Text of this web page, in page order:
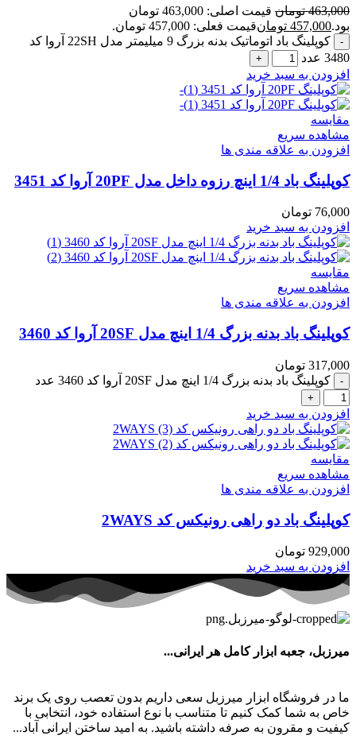
463,000 تومان
قیمت اصلی: 463,000 تومان
بود.457,000 تومانقیمت فعلی: 457,000 تومان.
کوپلینگ باد اتوماتیک بدنه بزرگ 9 میلیمتر مدل 22SH آروا کد
3480 عدد
افزودن به سبد خرید
مقایسه
مشاهده سریع
افزودن به علاقه مندی ها
کوپلینگ باد 1/4 اینچ رزوه داخل مدل 20PF آروا کد 3451
76,000 تومان
افزودن به سبد خرید
مقایسه
مشاهده سریع
افزودن به علاقه مندی ها
کوپلینگ باد بدنه بزرگ 1/4 اینچ مدل 20SF آروا کد 3460
317,000 تومان
کوپلینگ باد بدنه بزرگ 1/4 اینچ مدل 20SF آروا کد 3460 عدد
افزودن به سبد خرید
مقایسه
مشاهده سریع
افزودن به علاقه مندی ها
کوپلینگ باد دو راهی رونیکس کد 2WAYS
929,000 تومان
افزودن به سبد خرید
میرزبل، جعبه ابزار کامل هر ایرانی...
ما در فروشگاه ابزار میرزبل سعی داریم بدون تعصب روی یک برند
خاص به شما کمک کنیم تا متناسب با نوع استفاده خود، انتخابی با
کیفیت و مقرون به صرفه داشته باشید. به امید ساختن ایرانی آباد...